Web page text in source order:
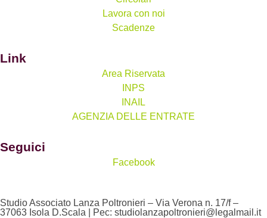
Lavora con noi
Scadenze
Link
Area Riservata
INPS
INAIL
AGENZIA DELLE ENTRATE
Seguici
Facebook
Studio Associato Lanza Poltronieri – Via Verona n. 17/f –
37063 Isola D.Scala | Pec: studiolanzapoltronieri@legalmail.it